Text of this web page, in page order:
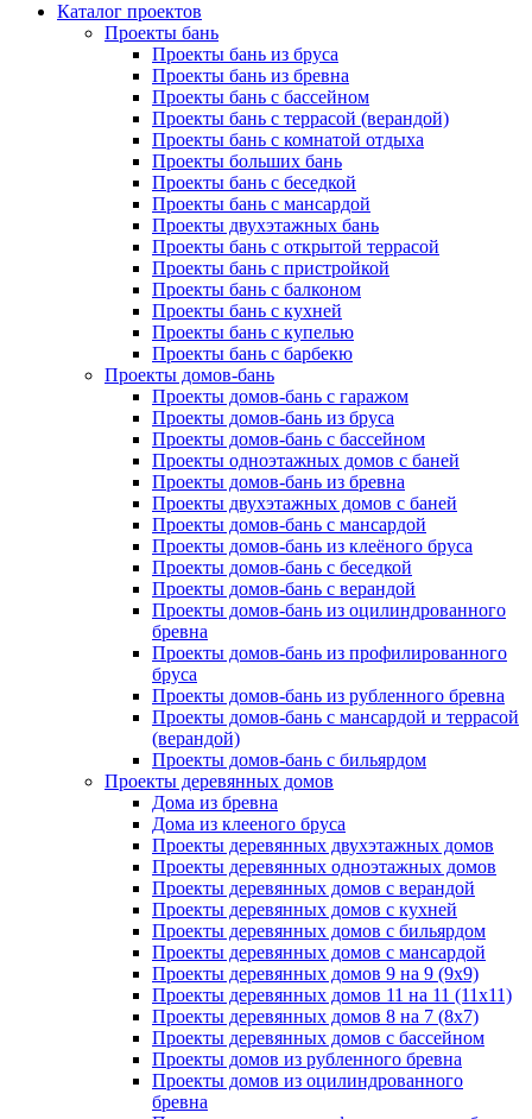
Каталог проектов
Проекты бань
Проекты бань из бруса
Проекты бань из бревна
Проекты бань с бассейном
Проекты бань с террасой (верандой)
Проекты бань с комнатой отдыха
Проекты больших бань
Проекты бань с беседкой
Проекты бань с мансардой
Проекты двухэтажных бань
Проекты бань с открытой террасой
Проекты бань с пристройкой
Проекты бань с балконом
Проекты бань с кухней
Проекты бань с купелью
Проекты бань с барбекю
Проекты домов-бань
Проекты домов-бань с гаражом
Проекты домов-бань из бруса
Проекты домов-бань с бассейном
Проекты одноэтажных домов с баней
Проекты домов-бань из бревна
Проекты двухэтажных домов с баней
Проекты домов-бань с мансардой
Проекты домов-бань из клеёного бруса
Проекты домов-бань с беседкой
Проекты домов-бань с верандой
Проекты домов-бань из оцилиндрованного
бревна
Проекты домов-бань из профилированного
бруса
Проекты домов-бань из рубленного бревна
Проекты домов-бань с мансардой и террасой
(верандой)
Проекты домов-бань с бильярдом
Проекты деревянных домов
Дома из бревна
Дома из клееного бруса
Проекты деревянных двухэтажных домов
Проекты деревянных одноэтажных домов
Проекты деревянных домов с верандой
Проекты деревянных домов с кухней
Проекты деревянных домов с бильярдом
Проекты деревянных домов с мансардой
Проекты деревянных домов 9 на 9 (9x9)
Проекты деревянных домов 11 на 11 (11x11)
Проекты деревянных домов 8 на 7 (8x7)
Проекты деревянных домов с бассейном
Проекты домов из рубленного бревна
Проекты домов из оцилиндрованного
бревна